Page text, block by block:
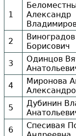
1
Александр
2
Борисович
3
Одинцов
4
Миронова
5
Дубинин
6
Спесивая